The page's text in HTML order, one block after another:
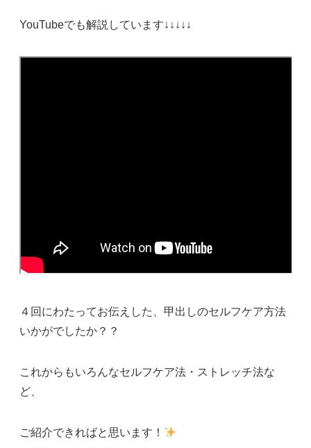
YouTubeでも解説しています↓↓↓↓↓
４回にわたってお伝えした、甲出しのセルフケア方法
いかがでしたか？？
これからもいろんなセルフケア法・ストレッチ法な
ど、
ご紹介できればと思います！